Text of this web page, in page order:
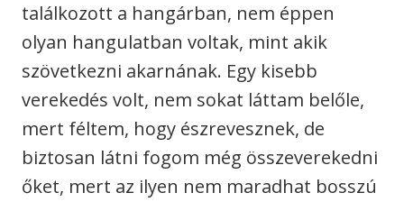
találkozott a hangárban, nem éppen
olyan hangulatban voltak, mint akik
szövetkezni akarnának. Egy kisebb
verekedés volt, nem sokat láttam belőle,
mert féltem, hogy észrevesznek, de
biztosan látni fogom még összeverekedni
őket, mert az ilyen nem maradhat bosszú